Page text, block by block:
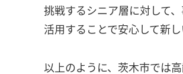
挑戦するシニア層に対して
活用することで安心して新
以上のように、茨木市では